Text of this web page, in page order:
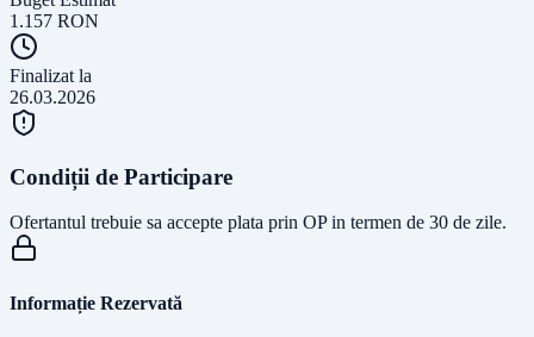
1.157 RON
Finalizat la
26.03.2026
Condiții de Participare
Ofertantul trebuie sa accepte plata prin OP in termen de 30 de zile.
Informație Rezervată